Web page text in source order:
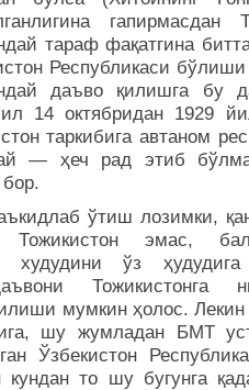
гапирмасдан
тараф фақатгина
Республикаси
даъво қилишга бу
14 октябридан 1929
таркибига автаном
— ҳеч рад этиб
ўтиш лозимки,
Тожикистон эмас,
худудини ўз
Тожикистонга
мумкин ҳолос. Лекин
шу жумладан БМТ
Ўзбекистон
кундан то шу бугунга